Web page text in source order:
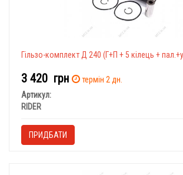
Гільзо-комплект Д 240 (Г+П + 5 кілець +
3 420 грн
термін 2 дн.
Артикул:
RIDER
ПРИДБАТИ